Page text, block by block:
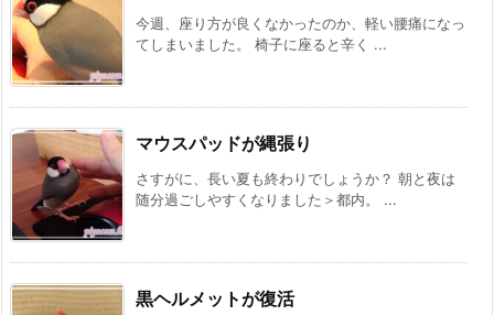
今週、座り方が良くなかったのか、軽い腰痛になっ
てしまいました。 椅子に座ると辛く ...
マウスパッドが縄張り
さすがに、長い夏も終わりでしょうか？ 朝と夜は
随分過ごしやすくなりました＞都内。 ...
黒ヘルメットが復活